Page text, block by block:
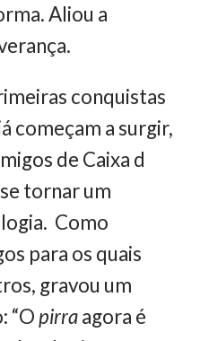
Aliou a
conquistas
começam a surgir,
de Caixa d
tornar um
Como
para os quais
gravou um
“O pirraagora é